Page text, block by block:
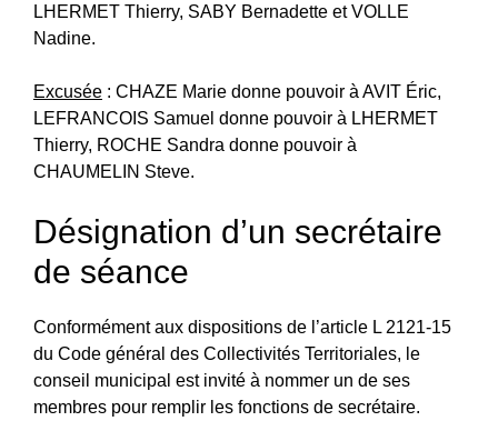
LHERMET Thierry, SABY Bernadette et VOLLE
Nadine.
Excusée : CHAZE Marie donne pouvoir à AVIT Éric,
LEFRANCOIS Samuel donne pouvoir à LHERMET
Thierry, ROCHE Sandra donne pouvoir à
CHAUMELIN Steve.
Désignation d’un secrétaire
de séance
Conformément aux dispositions de l’article L 2121-15
du Code général des Collectivités Territoriales, le
conseil municipal est invité à nommer un de ses
membres pour remplir les fonctions de secrétaire.